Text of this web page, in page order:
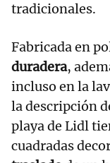
tradicionales.
Fabricada en
duradera,
incluso en la
la descripción
playa de Lidl
cuadradas